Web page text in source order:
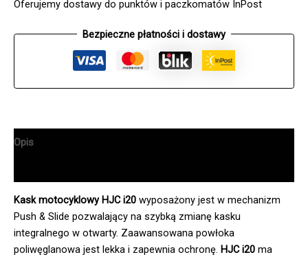
Oferujemy dostawy do punktów i paczkomatów InPost
Bezpieczne płatności i dostawy
Opis
Kask motocyklowy HJC i20 wyposażony jest w mechanizm
Push & Slide pozwalający na szybką zmianę kasku
integralnego w otwarty. Zaawansowana powłoka
poliwęglanowa jest lekka i zapewnia ochronę. HJC i20 ma